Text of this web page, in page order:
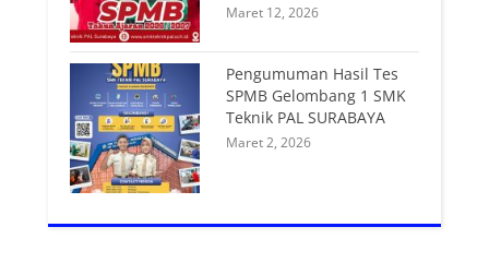
Maret 12, 2026
Pengumuman Hasil Tes
SPMB Gelombang 1 SMK
Teknik PAL SURABAYA
Maret 2, 2026